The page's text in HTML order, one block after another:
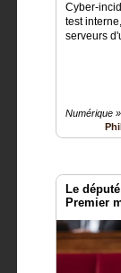
Cyber-
test
serveurs
Numérique
Le
Premier